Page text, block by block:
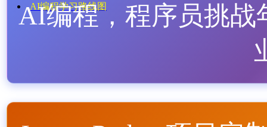
AI编程学习路线图
AI编程，程序员挑战